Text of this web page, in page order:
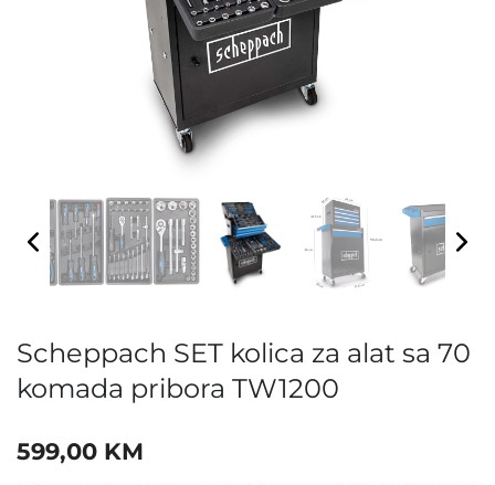
Scheppach SET kolica za alat sa 70
komada pribora TW1200
599,00 KM